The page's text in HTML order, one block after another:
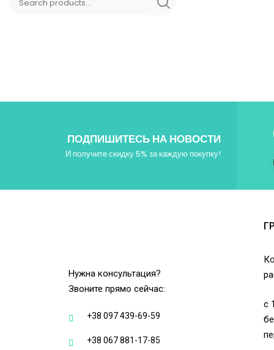
ПОДПИШИТЕСЬ НА НОВОСТИ
И получите скидку 5% за каждую покупку!
Нужна консультация?
Звоните прямо сейчас:
+38 097 439-69-59
+38 067 881-17-85
с